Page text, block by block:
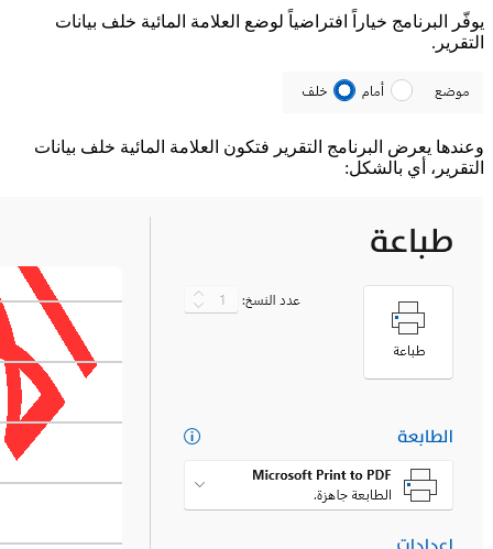
يوفّر البرنامج خياراً افتراضياً لوضع العلامة المائية خلف بيانات
التقرير.
وعندها يعرض البرنامج التقرير فتكون العلامة المائية خلف بيانات
التقرير، أي بالشكل: